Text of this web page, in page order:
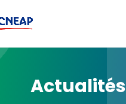
Actualités